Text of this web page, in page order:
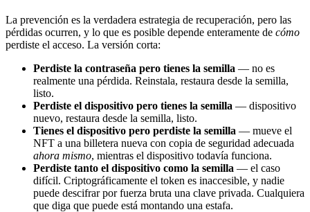
La prevención es la verdadera estrategia de recuperación, pero las
pérdidas ocurren, y lo que es posible depende enteramente de cómo
perdiste el acceso. La versión corta:
Perdiste la contraseña pero tienes la semilla — no es
realmente una pérdida. Reinstala, restaura desde la semilla,
listo.
Perdiste el dispositivo pero tienes la semilla — dispositivo
nuevo, restaura desde la semilla, listo.
Tienes el dispositivo pero perdiste la semilla — mueve el
NFT a una billetera nueva con copia de seguridad adecuada
ahora mismo, mientras el dispositivo todavía funciona.
Perdiste tanto el dispositivo como la semilla — el caso
difícil. Criptográficamente el token es inaccesible, y nadie
puede descifrar por fuerza bruta una clave privada. Cualquiera
que diga que puede está montando una estafa.